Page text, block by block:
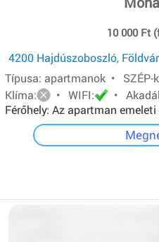
10 000 Ft
4200 Hajdúszoboszló,
Típusa: apartmanok • SZÉP-
Klíma:
• WIFI: •
Férőhely: Az apartman
Mindkét apartmanban van:
három egyszemélyes ágy.